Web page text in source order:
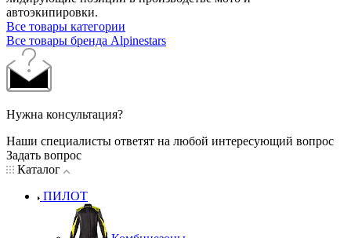
автоэкипировки.
Все товары категории
Все товары бренда Alpinestars
Нужна консультация?
Наши специалисты ответят на любой интересующий вопрос
Задать вопрос
Каталог
ПИЛОТ